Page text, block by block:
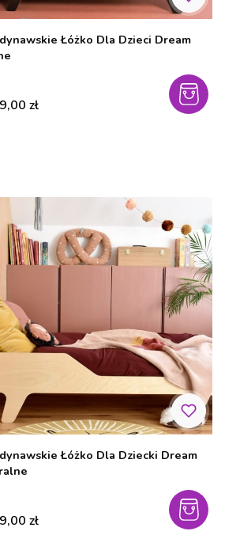
Łóżko Dla Dzieci Dream
zł
Łóżko Dla Dziecki Dream
zł